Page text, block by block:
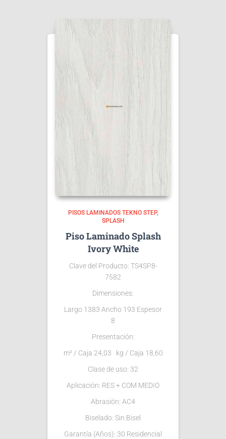
PISOS LAMINADOS TEKNO STEP
SPLASH
Piso Laminado Splash
Ivory White
Clave del Producto: TS4SP8-
7582
Dimensiones:
Largo 1383 Ancho 193 Espesor
8
Presentación:
m² / Caja 24,03 kg / Caja 18,60
Clase de uso: 32
Aplicación: RES + COM MEDIO
Abrasión: AC4
Biselado: Sin Bisel
Garantía (Años): 30 Residencial